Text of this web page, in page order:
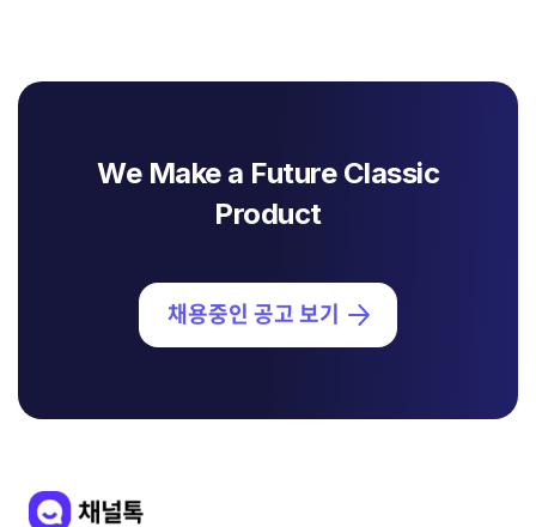
We Make a Future Classic
Product
채용중인 공고 보기